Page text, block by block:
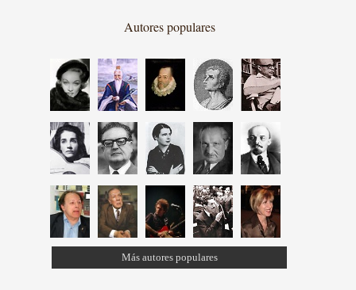
Autores populares
Más autores populares